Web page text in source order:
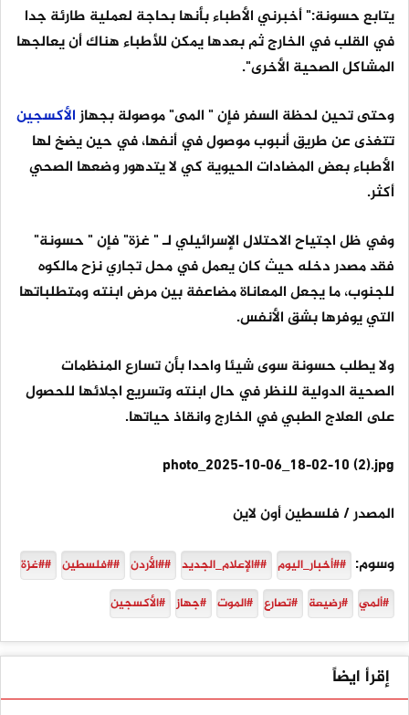
يتابع حسونة:" أخبرني الأطباء بأنها بحاجة لعملية طارئة جدا
في القلب في الخارج ثم بعدها يمكن للأطباء هناك أن يعالجها
المشاكل الصحية الأخرى".
وحتى تحين لحظة السفر فإن " المى" موصولة بجهازالأكسجين
تتغذى عن طريق أنبوب موصول في أنفها، في حين يضخ لها
الأطباء بعض المضادات الحيوية كي لا يتدهور وضعها الصحي
أكثر.
وفي ظل اجتياح الاحتلال الإسرائيلي لـ " غزة" فإن " حسونة"
فقد مصدر دخله حيث كان يعمل في محل تجاري نزح مالكوه
للجنوب، ما يجعل المعاناة مضاعفة بين مرض ابنته ومتطلباتها
التي يوفرها بشق الأنفس.
ولا يطلب حسونة سوى شيئا واحدا بأن تسارع المنظمات
الصحية الدولية للنظر في حال ابنته وتسريع اجلائها للحصول
على العلاج الطبي في الخارج وانقاذ حياتها.
photo_2025-10-06_18-02-10 (2).jpg
المصدر / فلسطين أون لاين
وسوم: ##أخبار_اليوم ##الإعلام_الجديد ##الأردن ##فلسطين ##غزة
#ألمي #رضيعة #تصارع #الموت #جهاز #الأكسجين
إقرأ ايضاً